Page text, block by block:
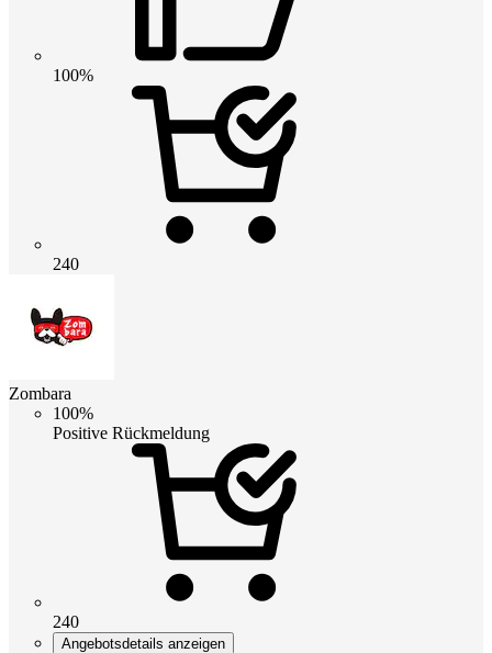
100%
240
Zombara
100%
Positive Rückmeldung
240
Angebotsdetails anzeigen